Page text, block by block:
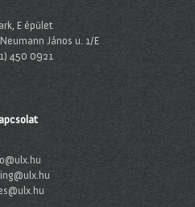
E épület
János u. 1/E
450 0921